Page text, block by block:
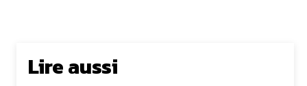
Lire aussi